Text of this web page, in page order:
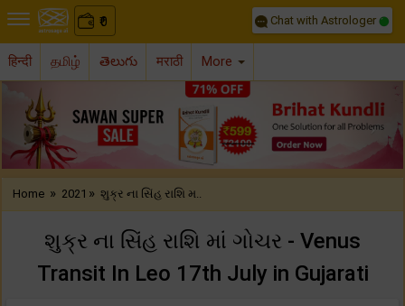
₹
0 Chat with Astrologer
हिन्दी தமிழ் తెలుగు मराठी More
Previous
Home » 2021 » શુક્ર ના સિંહ રાશિ મ..
શુક્ર ના સિંહ રાશિ માં ગોચર - Venus
Transit In Leo 17th July in Gujarati